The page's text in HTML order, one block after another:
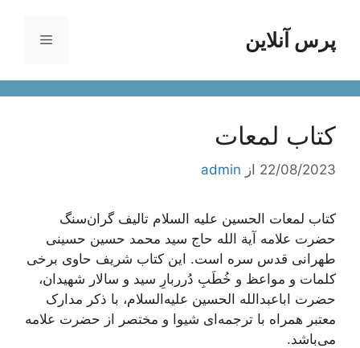
محتواپرس آنلاین فهرست
کتاب لمعات
22/08/2023 از admin
کتاب لمعات الحسین علیه السلام تالیف گران‌سنگ
حضرت علامه آیة الله حاج سید محمد حسین حسینی
طهرانی قدس سره است. این کتاب شریف حاوی برخی
کلمات و مواعظ و خُطَبِ دُرربارِ سید و سالار شهیدان،
حضرت اباعبدالله الحسین علیه‌السلام، با ذکر مدارک
معتبر همراه با ترجمه‌ای شیوا و مختصر از حضرت علامه
می‌باشد.